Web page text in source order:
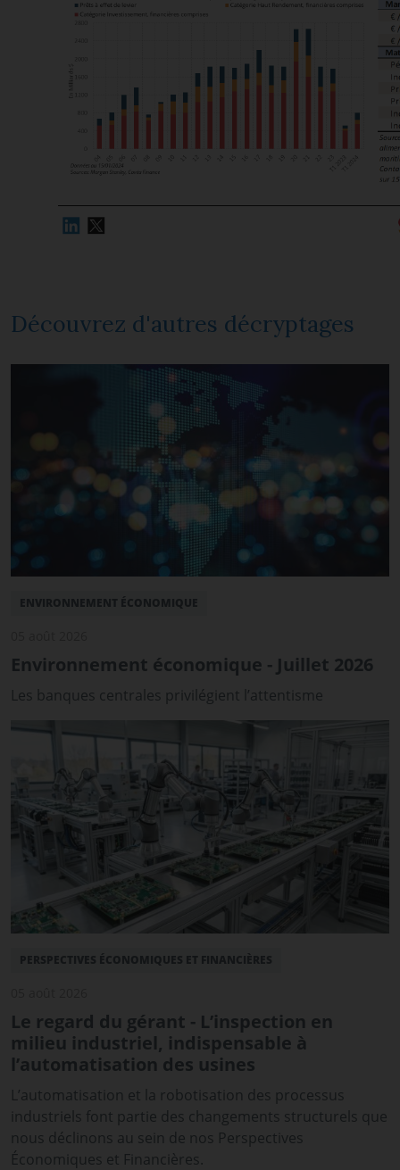
Découvrez d'autres décryptages
ENVIRONNEMENT ÉCONOMIQUE
Environnement économique - Juillet 2026
Les banques centrales privilégient l’attentisme
PERSPECTIVES ÉCONOMIQUES ET FINANCIÈRES
Le regard du gérant - L’inspection en
milieu industriel, indispensable à
l’automatisation des usines
L’automatisation et la robotisation des processus
industriels font partie des changements structurels que
nous déclinons au sein de nos Perspectives
Économiques et Financières.